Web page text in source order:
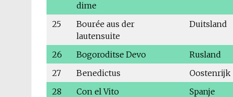
dime
25
Bourée aus der
lautensuite
Duitsland
26 Bogoroditse Devo Rusland
27
Benedictus Oostenrijk
28
Con el Vito Spanje